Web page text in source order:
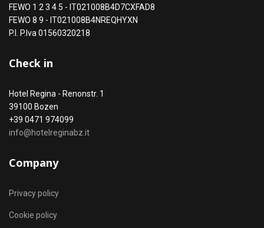
FEWO 1 2 3 4 5 - IT021008B4D7CXFAD8
FEWO 8 9 - IT021008B4NREQHYXN
P.I. P.Iva 01560320218
Check in
Hotel Regina - Renonstr. 1
39100 Bozen
+39 0471 974099
info@hotelreginabz.it
Company
Privacy policy
Cookie policy